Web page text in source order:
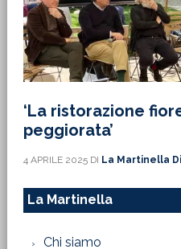
‘La ristorazione
peggiorata’
4 APRILE 2025DI La Martinella
La Martinella
Chi siamo